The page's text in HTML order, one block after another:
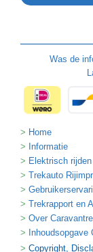
Was de
Home
Informatie
Elektrisch rijden
Trekauto
Trekrapport en
Over
Inhoudsopgave
Copyright,